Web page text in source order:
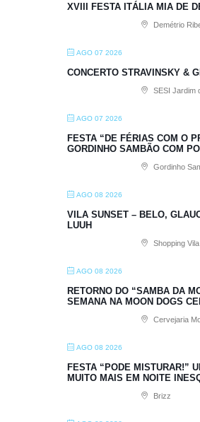
XVIII FESTA ITÁLIA MIA DE
Demétrio
AGO 07 2026
CONCERTO STRAVINSKY &
SESI Jardim
AGO 07 2026
FESTA “DE FÉRIAS COM O
GORDINHO SAMBÃO COM
Gordinho
AGO 08 2026
VILA SUNSET – BELO,
LUUH
Shopping
AGO 08 2026
RETORNO DO “SAMBA DA
SEMANA NA MOON DOGS
Cervejaria
AGO 08 2026
FESTA “PODE MISTURAR!”
MUITO MAIS EM NOITE
Brizz